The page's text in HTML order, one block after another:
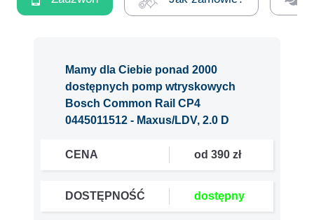
Mamy dla Ciebie ponad 2000
dostępnych pomp wtryskowych
Bosch Common Rail CP4
0445011512 - Maxus/LDV, 2.0 D
CENA od 390 zł
DOSTĘPNOŚĆ dostępny